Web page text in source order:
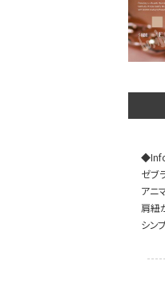
ゼブ
アニ
肩紐
シン